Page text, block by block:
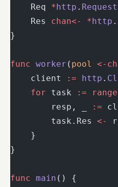
    Req
*http . Request
    Res
chan<- *http .
}
func worker ( pool <-
    client
:= http .
    for
task := range
        resp, _
:=
        task.Res
<-
    }
}
func main () {